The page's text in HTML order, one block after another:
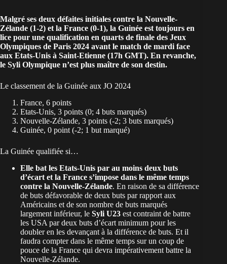
Malgré ses deux défaites initiales contre la Nouvelle-
Zélande (1-2) et la France (0-1), la Guinée est toujours en
lice pour une qualification en quarts de finale des Jeux
Olympiques de Paris 2024 avant le match de mardi face
aux Etats-Unis à Saint-Etienne (17h GMT). En revanche,
le Syli Olympique n’est plus maître de son destin.
Le classement de la Guinée aux JO 2024
France, 6 points
Etats-Unis, 3 points (0; 4 buts marqués)
Nouvelle-Zélande, 3 points (-2; 3 buts marqués)
Guinée, 0 point (-2; 1 but marqué)
La Guinée qualifiée si…
Elle bat les Etats-Unis par au moins deux buts
d’écart et la France s’impose dans le même temps
contre la Nouvelle-Zélande. En raison de sa différence
de buts défavorable de deux buts par rapport aux
Américains et de son nombre de buts marqués
largement inférieur, le Syli U23 est contraint de battre
les USA par deux buts d’écart minimum pour les
doubler en les devançant à la différence de buts. Et il
faudra compter dans le même temps sur un coup de
pouce de la France qui devra impérativement battre la
Nouvelle-Zélande.